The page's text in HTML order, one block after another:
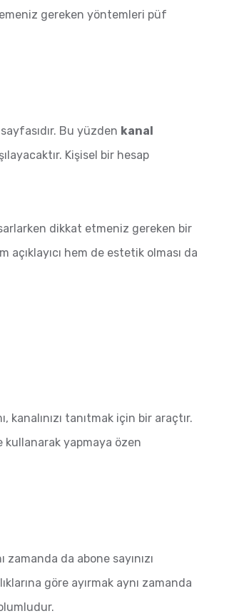
gereken yöntemleri püf
Bu yüzden kanal
Kişisel bir hesap
dikkat etmeniz gereken bir
hem de estetik olması da
kanalınızı tanıtmak için bir araçtır.
kullanarak yapmaya özen
da abone sayınızı
göre ayırmak aynı zamanda